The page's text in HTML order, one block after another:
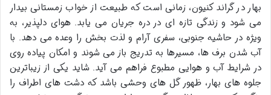
بهار در گراند کنیون، زمانی است که طبیعت از خواب زمستانی بیدار
می شود و زندگی تازه ای در دره جریان می یابد. هوای دلپذیر، به
ویژه در حاشیه جنوبی، سفری آرام و لذت بخش را وعده می دهد. با
آب شدن برف ها، مسیرها به تدریج باز می شوند و امکان پیاده روی
در شرایط آب و هوایی مطبوع فراهم می آید. شاید یکی از زیباترین
جلوه های بهار، ظهور گل های وحشی باشد که دشت های اطراف را